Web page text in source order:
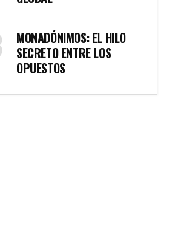
MONADÓNIMOS: EL HILO
SECRETO ENTRE LOS
OPUESTOS